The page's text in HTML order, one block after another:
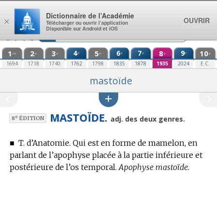
Aller au contenu
1 re
1694
2e
1718
3e
1740
4e
1762
5e
1798
6e
1835
7e
1878
8e
1935
9e
2024
10e
E.C.
mastoïde
8eÉDITION MASTOÏDE. adj. des deux genres.
■ T. d’Anatomie. Qui est en forme de mamelon, en
parlant de l’apophyse placée à la partie inférieure et
postérieure de l’os temporal. Apophyse mastoïde.
×
Dictionnaire de l’Académie
Télécharger ou ouvrir l’application
Disponible sur Android et iOS
OUVRIR